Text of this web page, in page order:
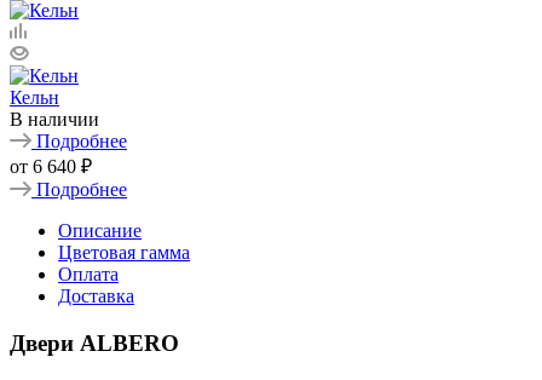
Кельн
В наличии
Подробнее
от 6 640 ₽
Подробнее
Описание
Цветовая гамма
Оплата
Доставка
Двери ALBERO